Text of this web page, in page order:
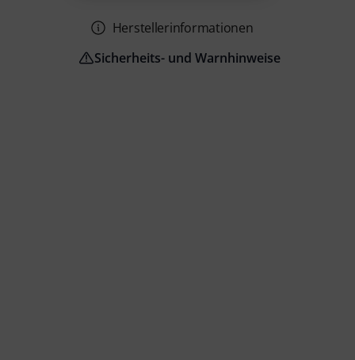
Herstellerinformationen
Sicherheits- und Warnhinweise